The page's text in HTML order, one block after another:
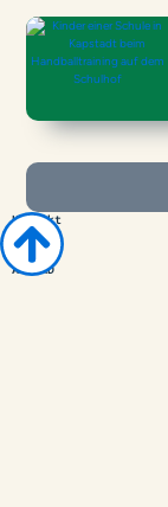
Kontakt
zu
COACH
ABROAD